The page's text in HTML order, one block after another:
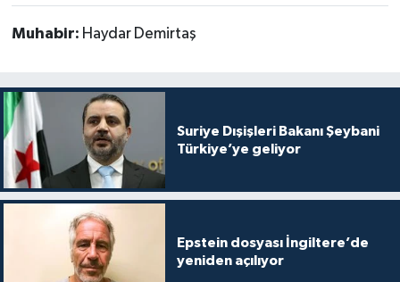
Muhabir: Haydar Demirtaş
Suriye Dışişleri Bakanı Şeybani
Türkiye’ye geliyor
Epstein dosyası İngiltere’de
yeniden açılıyor